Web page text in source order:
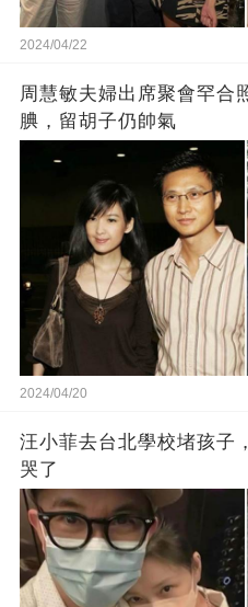
2024/04/22
周慧敏夫婦出席聚會罕合
腆，留胡子仍帥氣
2024/04/20
汪小菲去台北學校堵孩子
哭了